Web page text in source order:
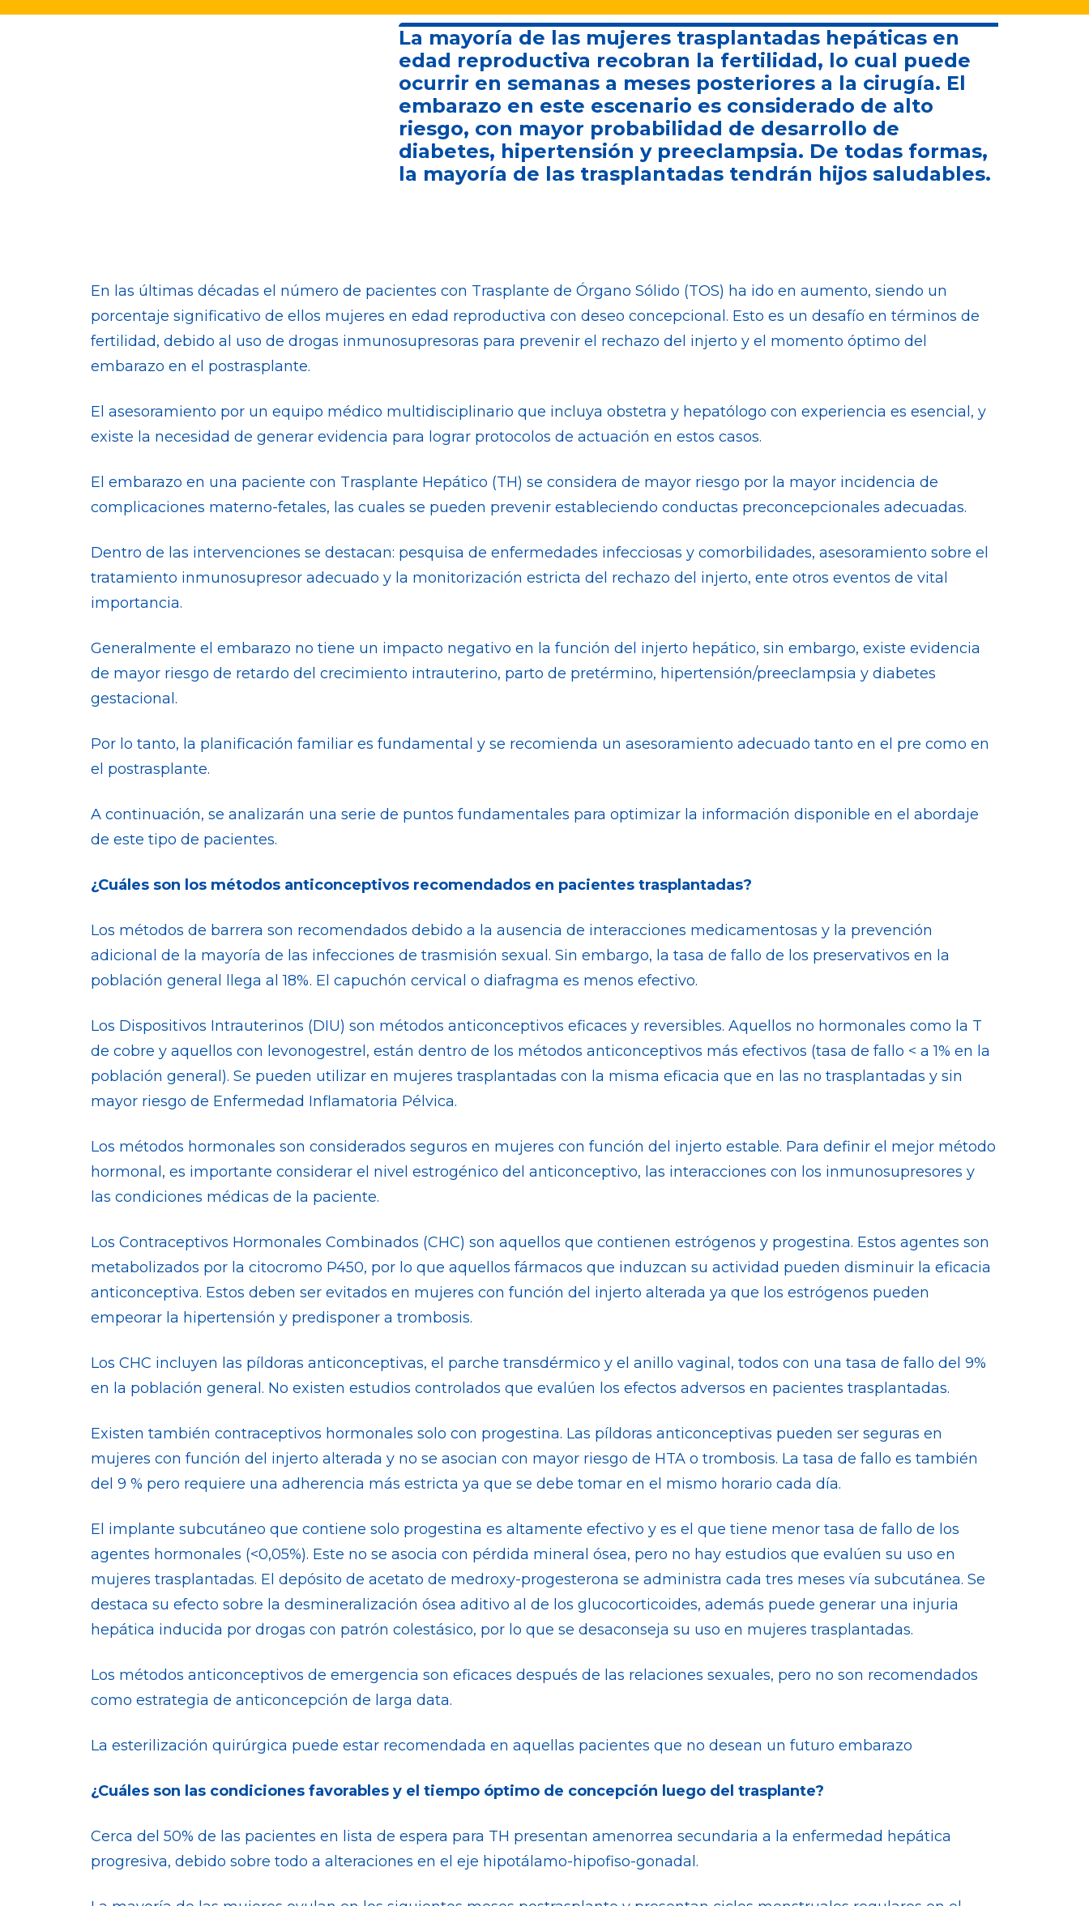
La mayoría de las mujeres trasplantadas hepáticas en
edad reproductiva recobran la fertilidad, lo cual puede
ocurrir en semanas a meses posteriores a la cirugía. El
embarazo en este escenario es considerado de alto
riesgo, con mayor probabilidad de desarrollo de
diabetes, hipertensión y preeclampsia. De todas formas,
la mayoría de las trasplantadas tendrán hijos saludables.
En las últimas décadas el número de pacientes con Trasplante de Órgano Sólido (TOS) ha ido en aumento, siendo un
porcentaje significativo de ellos mujeres en edad reproductiva con deseo concepcional. Esto es un desafío en términos de
fertilidad, debido al uso de drogas inmunosupresoras para prevenir el rechazo del injerto y el momento óptimo del
embarazo en el postrasplante.
El asesoramiento por un equipo médico multidisciplinario que incluya obstetra y hepatólogo con experiencia es esencial, y
existe la necesidad de generar evidencia para lograr protocolos de actuación en estos casos.
El embarazo en una paciente con Trasplante Hepático (TH) se considera de mayor riesgo por la mayor incidencia de
complicaciones materno-fetales, las cuales se pueden prevenir estableciendo conductas preconcepcionales adecuadas.
Dentro de las intervenciones se destacan: pesquisa de enfermedades infecciosas y comorbilidades, asesoramiento sobre el
tratamiento inmunosupresor adecuado y la monitorización estricta del rechazo del injerto, ente otros eventos de vital
importancia.
Generalmente el embarazo no tiene un impacto negativo en la función del injerto hepático, sin embargo, existe evidencia
de mayor riesgo de retardo del crecimiento intrauterino, parto de pretérmino, hipertensión/preeclampsia y diabetes
gestacional.
Por lo tanto, la planificación familiar es fundamental y se recomienda un asesoramiento adecuado tanto en el pre como en
el postrasplante.
A continuación, se analizarán una serie de puntos fundamentales para optimizar la información disponible en el abordaje
de este tipo de pacientes.
¿Cuáles son los métodos anticonceptivos recomendados en pacientes trasplantadas?
Los métodos de barrera son recomendados debido a la ausencia de interacciones medicamentosas y la prevención
adicional de la mayoría de las infecciones de trasmisión sexual. Sin embargo, la tasa de fallo de los preservativos en la
población general llega al 18%. El capuchón cervical o diafragma es menos efectivo.
Los Dispositivos Intrauterinos (DIU) son métodos anticonceptivos eficaces y reversibles. Aquellos no hormonales como la T
de cobre y aquellos con levonogestrel, están dentro de los métodos anticonceptivos más efectivos (tasa de fallo < a 1% en la
población general). Se pueden utilizar en mujeres trasplantadas con la misma eficacia que en las no trasplantadas y sin
mayor riesgo de Enfermedad Inflamatoria Pélvica.
Los métodos hormonales son considerados seguros en mujeres con función del injerto estable. Para definir el mejor método
hormonal, es importante considerar el nivel estrogénico del anticonceptivo, las interacciones con los inmunosupresores y
las condiciones médicas de la paciente.
Los Contraceptivos Hormonales Combinados (CHC) son aquellos que contienen estrógenos y progestina. Estos agentes son
metabolizados por la citocromo P450, por lo que aquellos fármacos que induzcan su actividad pueden disminuir la eficacia
anticonceptiva. Estos deben ser evitados en mujeres con función del injerto alterada ya que los estrógenos pueden
empeorar la hipertensión y predisponer a trombosis.
Los CHC incluyen las píldoras anticonceptivas, el parche transdérmico y el anillo vaginal, todos con una tasa de fallo del 9%
en la población general. No existen estudios controlados que evalúen los efectos adversos en pacientes trasplantadas.
Existen también contraceptivos hormonales solo con progestina. Las píldoras anticonceptivas pueden ser seguras en
mujeres con función del injerto alterada y no se asocian con mayor riesgo de HTA o trombosis. La tasa de fallo es también
del 9 % pero requiere una adherencia más estricta ya que se debe tomar en el mismo horario cada día.
El implante subcutáneo que contiene solo progestina es altamente efectivo y es el que tiene menor tasa de fallo de los
agentes hormonales (<0,05%). Este no se asocia con pérdida mineral ósea, pero no hay estudios que evalúen su uso en
mujeres trasplantadas. El depósito de acetato de medroxy-progesterona se administra cada tres meses vía subcutánea. Se
destaca su efecto sobre la desmineralización ósea aditivo al de los glucocorticoides, además puede generar una injuria
hepática inducida por drogas con patrón colestásico, por lo que se desaconseja su uso en mujeres trasplantadas.
Los métodos anticonceptivos de emergencia son eficaces después de las relaciones sexuales, pero no son recomendados
como estrategia de anticoncepción de larga data.
La esterilización quirúrgica puede estar recomendada en aquellas pacientes que no desean un futuro embarazo
¿Cuáles son las condiciones favorables y el tiempo óptimo de concepción luego del trasplante?
Cerca del 50% de las pacientes en lista de espera para TH presentan amenorrea secundaria a la enfermedad hepática
progresiva, debido sobre todo a alteraciones en el eje hipotálamo-hipofiso-gonadal.